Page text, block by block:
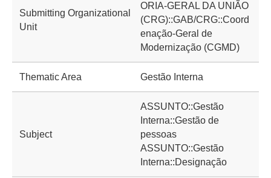
Submitting Organizational
Unit
ORIA-GERAL DA UNIÃO
(CRG)::GAB/CRG::Coord
enação-Geral de
Modernização (CGMD)
Thematic Area Gestão Interna
Subject
ASSUNTO::Gestão
Interna::Gestão de
pessoas
ASSUNTO::Gestão
Interna::Designação